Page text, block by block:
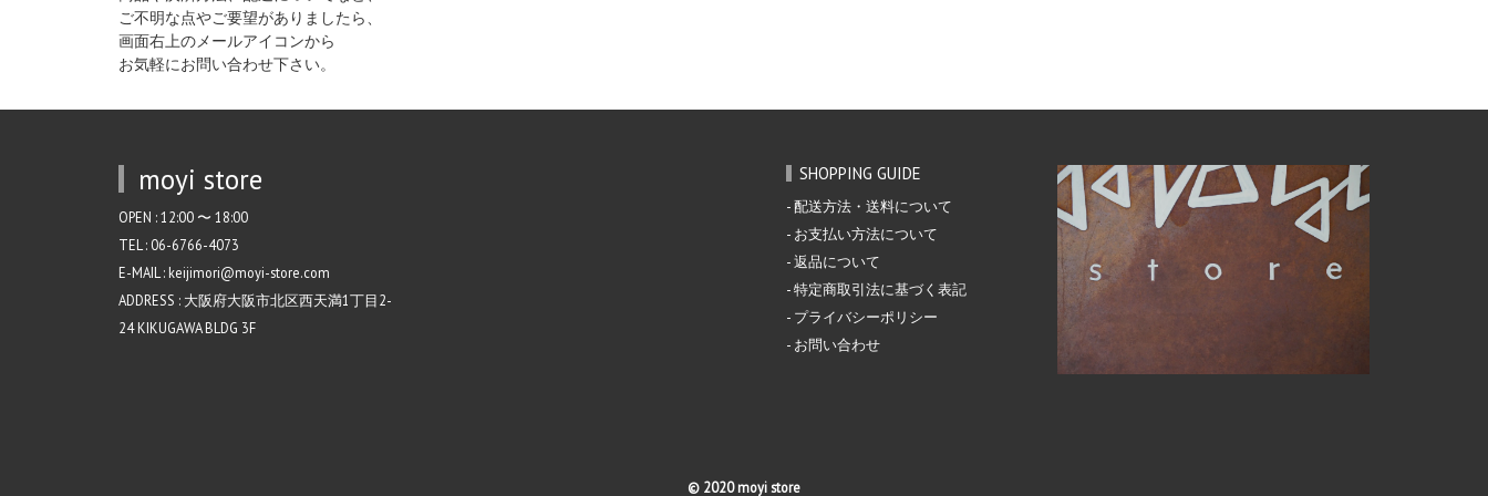
ご不明な点やご要望がありましたら、
画面右上のメールアイコンから
お気軽にお問い合わせ下さい。
moyi store
OPEN : 12:00 〜 18:00
TEL : 06-6766-4073
E-MAIL : keijimori@moyi-store.com
ADDRESS : 大阪府大阪市北区西天満1丁目2-
24 KIKUGAWA BLDG 3F
SHOPPING GUIDE
配送方法・送料について
お支払い方法について
返品について
特定商取引法に基づく表記
プライバシーポリシー
お問い合わせ
© 2020 moyi store